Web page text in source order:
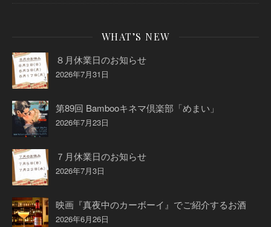
WHAT’S NEW
８月休業日のお知らせ
2026年7月31日
第89回 Bambooキネマ倶楽部「めまい」
2026年7月23日
７月休業日のお知らせ
2026年7月3日
映画『真夜中のカーボーイ』でご紹介するお酒
2026年6月26日